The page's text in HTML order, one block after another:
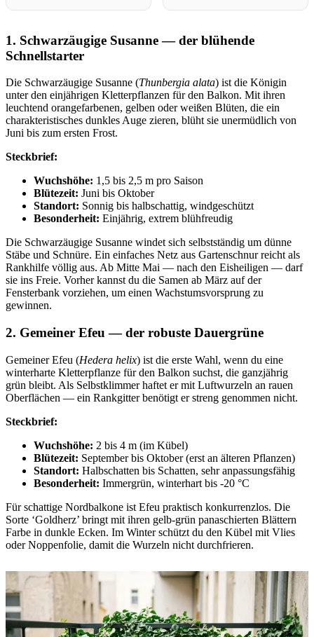
1. Schwarzäugige Susanne — der blühende
Schnellstarter
Die Schwarzäugige Susanne (Thunbergia alata) ist die Königin
unter den einjährigen Kletterpflanzen für den Balkon. Mit ihren
leuchtend orangefarbenen, gelben oder weißen Blüten, die ein
charakteristisches dunkles Auge zieren, blüht sie unermüdlich von
Juni bis zum ersten Frost.
Steckbrief:
Wuchshöhe: 1,5 bis 2,5 m pro Saison
Blütezeit: Juni bis Oktober
Standort: Sonnig bis halbschattig, windgeschützt
Besonderheit: Einjährig, extrem blühfreudig
Die Schwarzäugige Susanne windet sich selbstständig um dünne
Stäbe und Schnüre. Ein einfaches Netz aus Gartenschnur reicht als
Rankhilfe völlig aus. Ab Mitte Mai — nach den Eisheiligen — darf
sie ins Freie. Vorher kannst du die Samen ab März auf der
Fensterbank vorziehen, um einen Wachstumsvorsprung zu
gewinnen.
2. Gemeiner Efeu — der robuste Dauergrüne
Gemeiner Efeu (Hedera helix) ist die erste Wahl, wenn du eine
winterharte Kletterpflanze für den Balkon suchst, die ganzjährig
grün bleibt. Als Selbstklimmer haftet er mit Luftwurzeln an rauen
Oberflächen — ein Rankgitter benötigt er streng genommen nicht.
Steckbrief:
Wuchshöhe: 2 bis 4 m (im Kübel)
Blütezeit: September bis Oktober (erst an älteren Pflanzen)
Standort: Halbschatten bis Schatten, sehr anpassungsfähig
Besonderheit: Immergrün, winterhart bis -20 °C
Für schattige Nordbalkone ist Efeu praktisch konkurrenzlos. Die
Sorte ‘Goldherz’ bringt mit ihren gelb-grün panaschierten Blättern
Farbe in dunkle Ecken. Im Winter schützt du den Kübel mit Vlies
oder Noppenfolie, damit die Wurzeln nicht durchfrieren.